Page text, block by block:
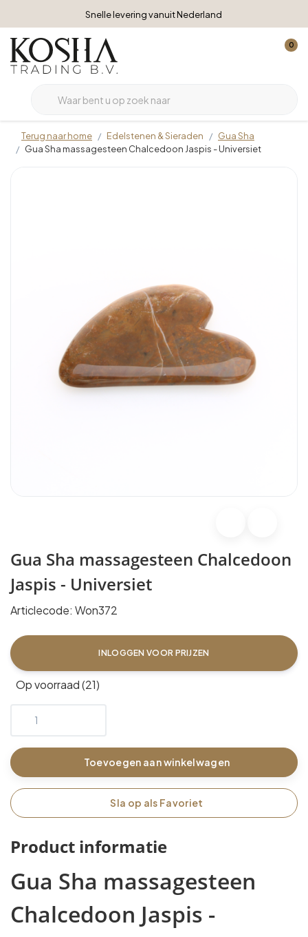
Snelle levering vanuit Nederland
0
Terug naar home Edelstenen & Sieraden
Gua Sha
Gua Sha massagesteen Chalcedoon Jaspis - Universiet
Gua Sha massagesteen Chalcedoon
Jaspis - Universiet
Articlecode: Won372
INLOGGEN VOOR PRIJZEN
Op voorraad (21)
Toevoegen aan winkelwagen
Sla op als Favoriet
Product informatie
Gua Sha massagesteen
Chalcedoon Jaspis -